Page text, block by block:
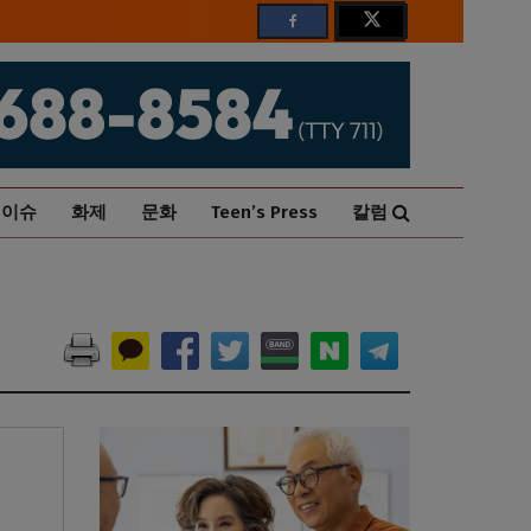
이슈 화제 문화 Teen’s Press 칼럼